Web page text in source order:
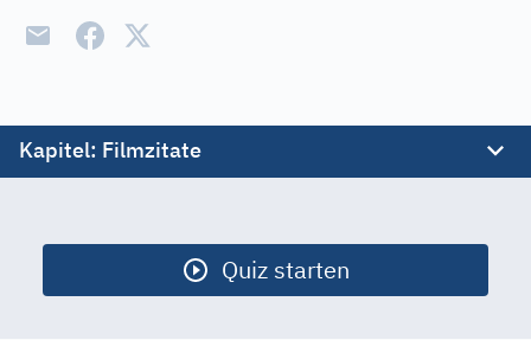
Kapitel: Filmzitate
Ausgestorb. Tiere
Berühmte Straßen
Quiz starten